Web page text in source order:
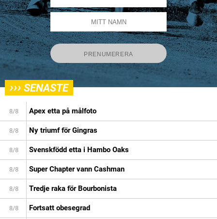
››› SENASTE
8/8 Apex etta på målfoto
8/8 Ny triumf för Gingras
8/8 Svenskfödd etta i Hambo Oaks
8/8 Super Chapter vann Cashman
8/8 Tredje raka för Bourbonista
8/8 Fortsatt obesegrad